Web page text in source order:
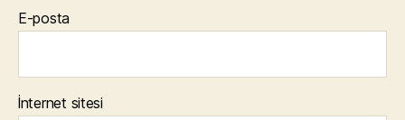
E-posta
İnternet sitesi